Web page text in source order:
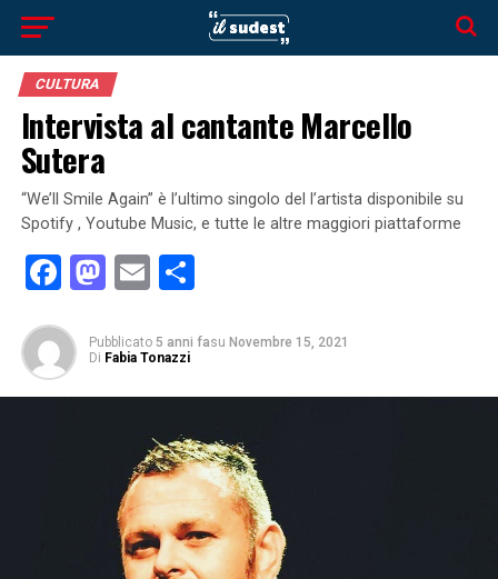
CULTURA
Intervista al cantante Marcello
Sutera
“We’ll Smile Again” è l’ultimo singolo del l’artista disponibile su
Spotify , Youtube Music, e tutte le altre maggiori piattaforme
Facebook
Mastodon
EmailCondividi
Pubblicato 5 anni fasu Novembre 15, 2021
Di Fabia Tonazzi